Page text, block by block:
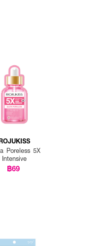
Poreless 5X
Intensive
฿69